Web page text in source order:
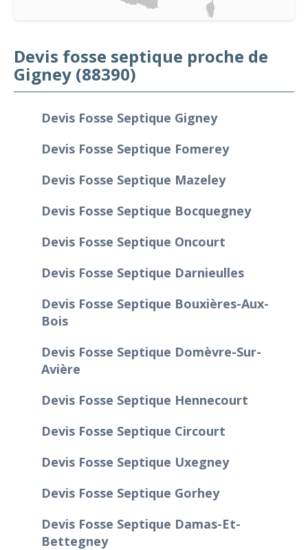
Devis fosse septique proche de
Gigney (88390)
Devis Fosse Septique Gigney
Devis Fosse Septique Fomerey
Devis Fosse Septique Mazeley
Devis Fosse Septique Bocquegney
Devis Fosse Septique Oncourt
Devis Fosse Septique Darnieulles
Devis Fosse Septique Bouxières-Aux-
Bois
Devis Fosse Septique Domèvre-Sur-
Avière
Devis Fosse Septique Hennecourt
Devis Fosse Septique Circourt
Devis Fosse Septique Uxegney
Devis Fosse Septique Gorhey
Devis Fosse Septique Damas-Et-
Bettegney